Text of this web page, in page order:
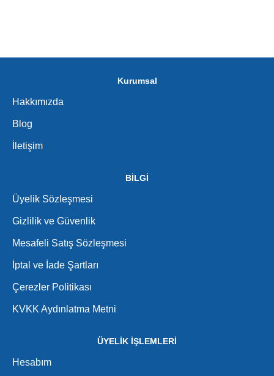
Kurumsal
Hakkımızda
Blog
İletişim
BİLGİ
Üyelik Sözleşmesi
Gizlilik ve Güvenlik
Mesafeli Satış Sözleşmesi
İptal ve İade Şartları
Çerezler Politikası
KVKK Aydınlatma Metni
ÜYELİK İŞLEMLERİ
Hesabım